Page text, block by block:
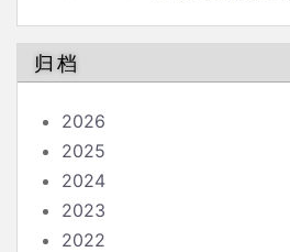
归档
2026
2025
2024
2023
2022